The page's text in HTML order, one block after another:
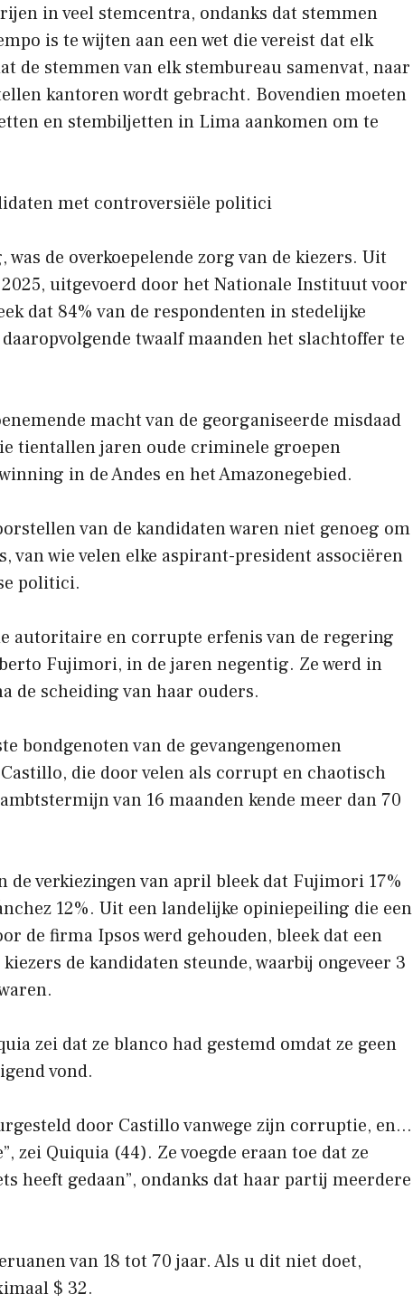
in veel stemcentra, ondanks dat stemmen
is te wijten aan een wet die vereist dat elk
de stemmen van elk stembureau samenvat, naar
kantoren wordt gebracht. Bovendien moeten
en stembiljetten in Lima aankomen om te
met controversiële politici
de overkoepelende zorg van de kiezers. Uit
uitgevoerd door het Nationale Instituut voor
dat 84% van de respondenten in stedelijke
twaalf maanden het slachtoffer te
macht van de georganiseerde misdaad
tientallen jaren oude criminele groepen
in de Andes en het Amazonegebied.
van de kandidaten waren niet genoeg om
van wie velen elke aspirant-president associëren
politici.
autoritaire en corrupte erfenis van de regering
Fujimori, in de jaren negentig. Ze werd in
de scheiding van haar ouders.
bondgenoten van de gevangengenomen
die door velen als corrupt en chaotisch
van 16 maanden kende meer dan 70
de verkiezingen van april bleek dat Fujimori 17%
12%. Uit een landelijke opiniepeiling die een
de firma Ipsos werd gehouden, bleek dat een
de kandidaten steunde, waarbij ongeveer 3
zei dat ze blanco had gestemd omdat ze geen
vond.
door Castillo vanwege zijn corruptie, en…
zei Quiquia (44). Ze voegde eraan toe dat ze
heeft gedaan”, ondanks dat haar partij meerdere
van 18 tot 70 jaar. Als u dit niet doet,
$ 32.